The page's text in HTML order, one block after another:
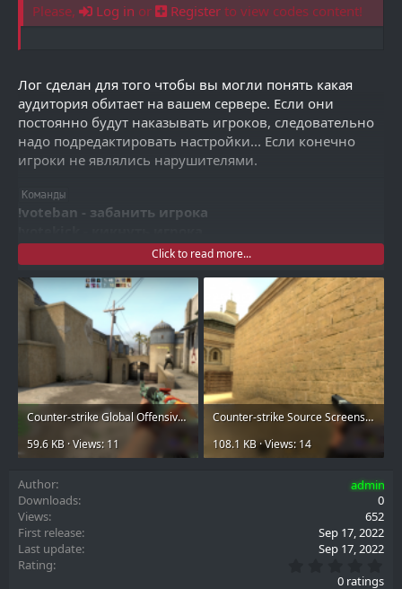
Please, Log in or Register to view codes content!
Лог сделан для того чтобы вы могли понять какая
аудитория обитает на вашем сервере. Если они
постоянно будут наказывать игроков, следовательно
надо подредактировать настройки... Если конечно
игроки не являлись нарушителями.
Команды
!voteban - забанить игрока
!votemute - заткнуть игрока
!votecancel - отменить голосование
!rev - переголосовать
Click to read more...
Counter-strike Global Offensive Screenshot 2018.08.10 - 14.23.09.79111.png
59.6 KB · Views: 11
Counter-strike Source Screenshot 2018.08.15 - 111йуцйуй.png
108.1 KB · Views: 14
Author
admin
Downloads
0
Views
652
First release
Sep 17, 2022
Last update
Sep 17, 2022
Rating
.
0 ratings